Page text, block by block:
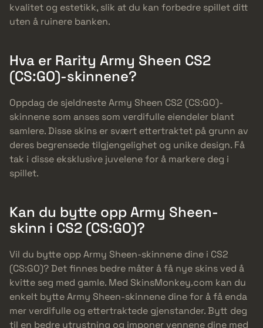
kvalitet og estetikk, slik at du kan forbedre spillet ditt
uten å ruinere banken.
Hva er Rarity Army Sheen CS2
(CS:GO)-skinnene?
Oppdag de sjeldneste Army Sheen CS2 (CS:GO)-
skinnene som anses som verdifulle eiendeler blant
samlere. Disse skins er svært ettertraktet på grunn av
deres begrensede tilgjengelighet og unike design. Få
tak i disse eksklusive juvelene for å markere deg i
spillet.
Kan du bytte opp Army Sheen-
skinn i CS2 (CS:GO)?
Vil du bytte opp Army Sheen-skinnene dine i CS2
(CS:GO)? Det finnes bedre måter å få nye skins ved å
kvitte seg med gamle. Med SkinsMonkey.com kan du
enkelt bytte Army Sheen-skinnene dine for å få enda
mer verdifulle og ettertraktede gjenstander. Bytt deg
til en bedre utrustning og imponer vennene dine med